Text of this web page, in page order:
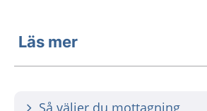
Läs mer
Så väljer du mottagning